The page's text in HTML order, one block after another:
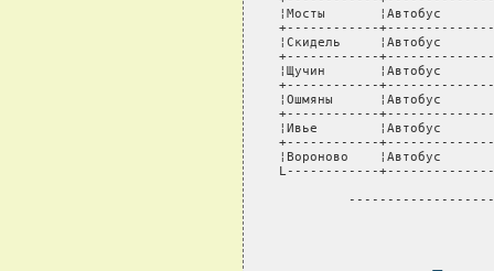
¦Мосты       ¦Автобус
+------------
¦Скидель     ¦Автобус
+------------
¦Щучин       ¦Автобус
+------------
¦Ошмяны      ¦Автобус
+------------
¦Ивье        ¦Автобус
+------------
¦Вороново    ¦Автобус
L------------